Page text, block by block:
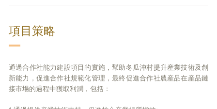
項目策略
通過合作社能力建設項目的實施，幫助冬瓜沖村提升産業技術及創
新能力，促進合作社規範化管理，最終促進合作社農産品在産品鏈
接市場的過程中獲取利潤，包括：